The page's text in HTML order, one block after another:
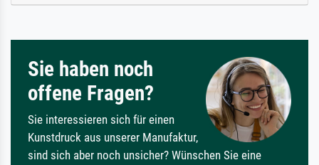
Sie haben noch
offene Fragen?
Sie interessieren sich für einen
Kunstdruck aus unserer Manufaktur,
sind sich aber noch unsicher? Wünschen Sie eine